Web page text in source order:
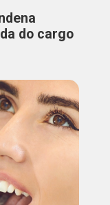
do cargo